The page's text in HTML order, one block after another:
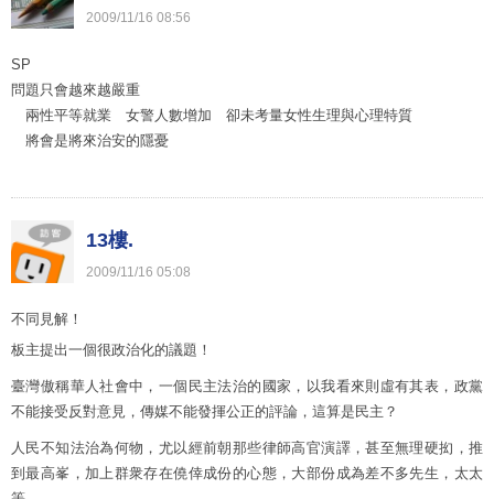
2009/11/16 08:56
SP
問題只會越來越嚴重
兩性平等就業 女警人數增加 卻未考量女性生理與心理特質
將會是將來治安的隱憂
13樓.
2009/11/16 05:08
不同見解！
板主提出一個很政治化的議題！
臺灣傲稱華人社會中，一個民主法治的國家，以我看來則虛有其表，政黨
不能接受反對意見，傳媒不能發揮公正的評論，這算是民主？
人民不知法治為何物，尤以經前朝那些律師高官演譯，甚至無理硬抝，推
到最高峯，加上群衆存在僥倖成份的心態，大部份成為差不多先生，太太